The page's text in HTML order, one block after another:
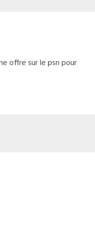
offre sur le psn pour